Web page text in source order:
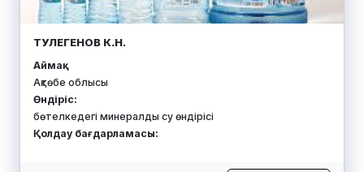
ТУЛЕГЕНОВ К.Н.
Аймақ:
Ақтөбе облысы
Өндіріс:
бөтелкедегі минералды су өндірісі
Қолдау бағдарламасы: